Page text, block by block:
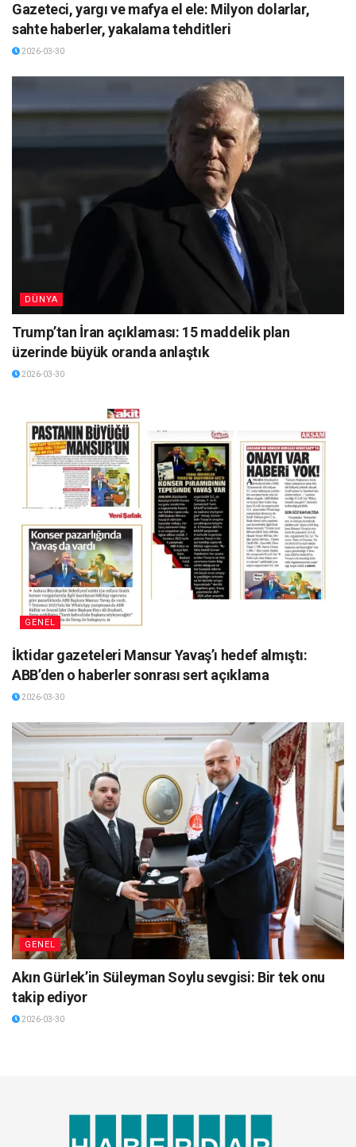
Gazeteci, yargı ve mafya el ele: Milyon dolarlar,
sahte haberler, yakalama tehditleri
2026-03-30
DÜNYA
Trump’tan İran açıklaması: 15 maddelik plan
üzerinde büyük oranda anlaştık
2026-03-30
GENEL
İktidar gazeteleri Mansur Yavaş’ı hedef almıştı:
ABB’den o haberler sonrası sert açıklama
2026-03-30
GENEL
Akın Gürlek’in Süleyman Soylu sevgisi: Bir tek onu
takip ediyor
2026-03-30